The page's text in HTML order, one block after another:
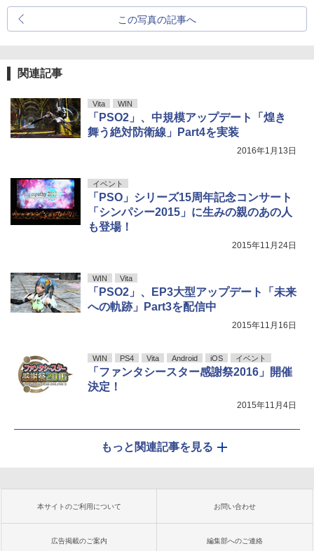
この写真の記事へ
関連記事
Vita WIN
「PSO2」、中規模アップデート「煌き
舞う絶対防衛線」Part4を実装
2016年1月13日
イベント
「PSO」シリーズ15周年記念コンサート
「シンパシー2015」に生みの親のあの人
も登場！
2015年11月24日
WIN Vita
「PSO2」、EP3大型アップデート「未来
への軌跡」Part3を配信中
2015年11月16日
WIN PS4 Vita Android iOS イベント
「ファンタシースター感謝祭2016」開催
決定！
2015年11月4日
もっと関連記事を見る
本サイトのご利用について お問い合わせ
広告掲載のご案内 編集部へのご連絡